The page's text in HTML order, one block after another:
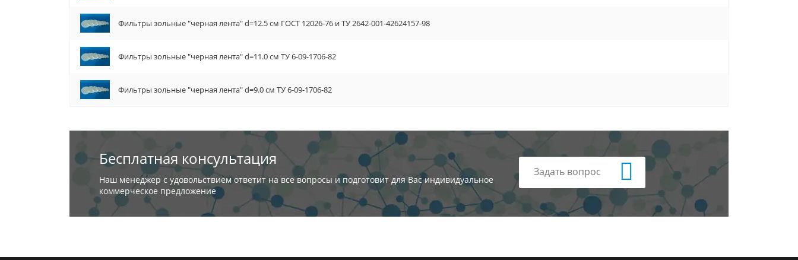
Фильтры зольные "черная лента" d=12.5 см ГОСТ 12026-76 и ТУ 2642-001-42624157-98
Фильтры зольные "черная лента" d=11.0 см ТУ 6-09-1706-82
Фильтры зольные "черная лента" d=9.0 см ТУ 6-09-1706-82
Бесплатная консультация
Наш менеджер с удовольствием ответит на все вопросы и подготовит для Вас индивидуальное
коммерческое предложение
Задать вопрос